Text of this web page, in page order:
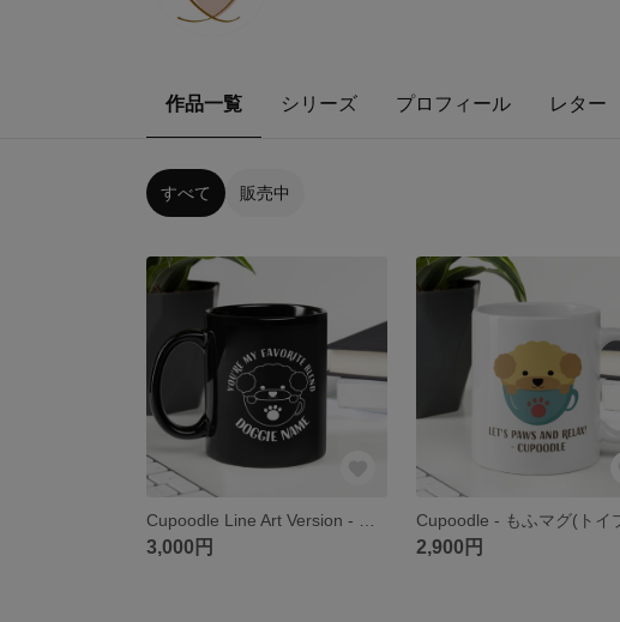
作品一覧 シリーズ プロフィール レター
すべて 販売中
3,000円 2,900円